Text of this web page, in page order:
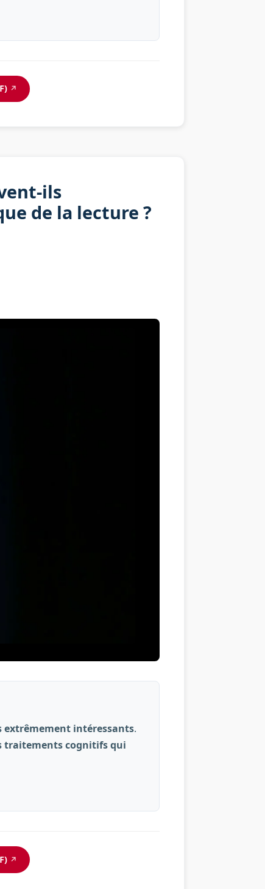
↗
ils
de la lecture ?
mesure les supports numériques peuvent-ils
extrêmement intéressants.
traitements cognitifs qui
↗